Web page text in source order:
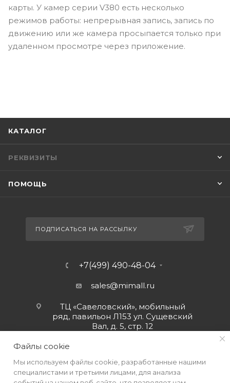
карты. У камер серии V380 есть несколько
режимов работы: непрерывная запись, запись по
движению или же камера просыпается только при
удаленном просмотре через приложение.
КАТАЛОГ
РЕКВИЗИТЫ
ПОМОЩЬ
ПОДПИСАТЬСЯ НА РАССЫЛКУ
+7(499) 490-48-04
sales@mimall.ru
ТЦ «Савеловский», мобильный
ряд, павильон Л153 ул. Сущевский
Вал, д. 5, стр. 12
Файлы cookie
Мы используем файлы cookie, разработанные нашими
специалистами и третьими лицами, для анализа